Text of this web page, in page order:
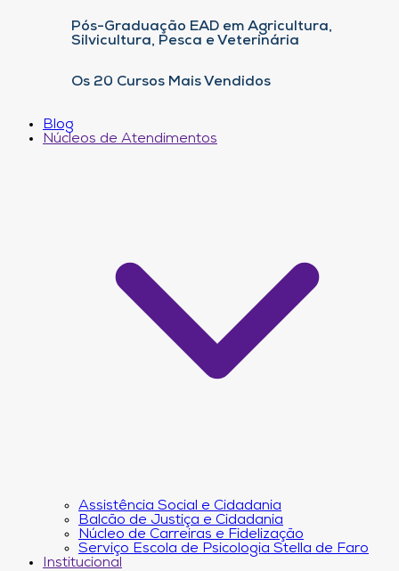
Pós-Graduação EAD em Agricultura,
Silvicultura, Pesca e Veterinária
Os 20 Cursos Mais Vendidos
Blog
Núcleos de Atendimentos
Assistência Social e Cidadania
Balcão de Justiça e Cidadania
Núcleo de Carreiras e Fidelização
Serviço Escola de Psicologia Stella de Faro
Institucional